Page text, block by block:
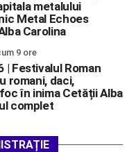
metalului
Metal Echoes
Carolina
9 ore
| Festivalul Roman
romani, daci,
în inima Cetății Alba
complet